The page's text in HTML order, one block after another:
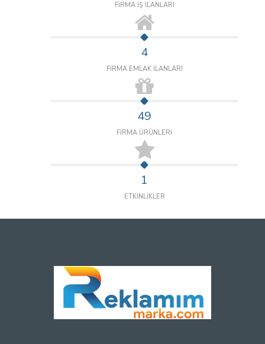
FİRMA İŞ İLANLARI
4
FİRMA EMLAK İLANLARI
49
FİRMA ÜRÜNLERİ
1
ETKİNLİKLER